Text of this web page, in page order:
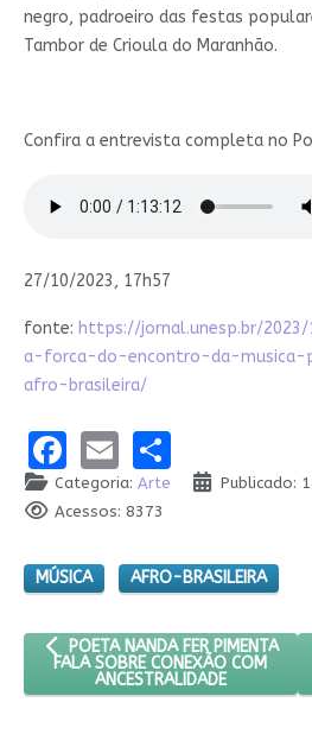
negro, padroeiro das festas
Tambor de Crioula do Maranhão.
Confira a entrevista completa no
27/10/2023, 17h57
fonte: https://jornal.unesp.br/
a-forca-do-encontro-da-
afro-brasileira/
Facebook
EmailShare
Categoria: Arte
Publicado:
Acessos: 8373
MÚSICA AFRO-BRASILEIRA
ARTIGO ANTERIOR: POETA NANDA
POETA NANDA FER PIMENTA
FALA SOBRE CONEXÃO COM
ANCESTRALIDADE